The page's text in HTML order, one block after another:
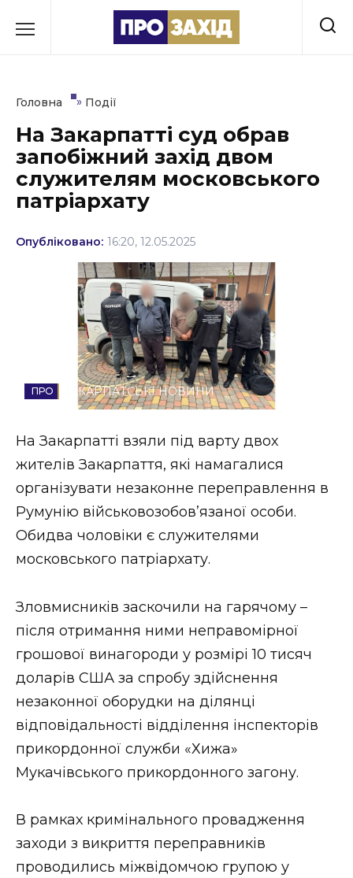
до
Культура
Освіта
Політика
Соціум
Стиль життя
Втрачений Ужгород
Втрачений Ужгород (відеоверсія)
ЗАКАРПАТСЬКІ НОВИНИ
ФОТО
Головна » Події
На Закарпатті суд обрав
запобіжний захід двом
служителям московського
патріархату
Опубліковано: 16:20, 12.05.2025
ЗАКАРПАТСЬКІ НОВИНИ
На Закарпатті взяли під варту двох
жителів Закарпаття, які намагалися
організувати незаконне переправлення в
Румунію військовозобов’язаної особи.
Обидва чоловіки є служителями
московського патріархату.
Зловмисників заскочили на гарячому –
після отримання ними неправомірної
грошової винагороди у розмірі 10 тисяч
доларів США за спробу здійснення
незаконної оборудки на ділянці
відповідальності відділення інспекторів
прикордонної служби «Хижа»
Мукачівського прикордонного загону.
В рамках кримінального провадження
заходи з викриття переправників
проводились міжвідомчою групою у